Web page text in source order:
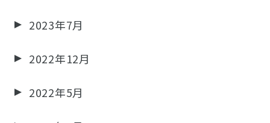
2023年7月
2022年12月
2022年5月